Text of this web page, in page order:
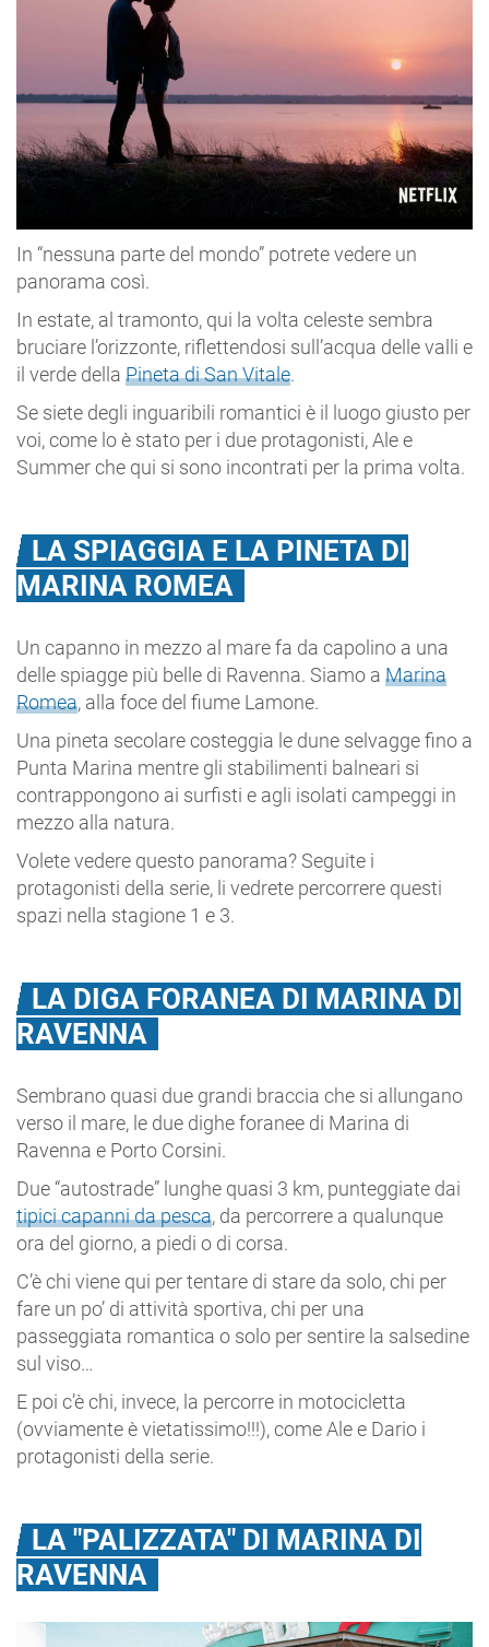
In “nessuna parte del mondo” potrete vedere un
panorama così.
In estate, al tramonto, qui la volta celeste sembra
bruciare l’orizzonte, riflettendosi sull’acqua delle valli e
il verde della Pineta di San Vitale.
Se siete degli inguaribili romantici è il luogo giusto per
voi, come lo è stato per i due protagonisti, Ale e
Summer che qui si sono incontrati per la prima volta.
LA SPIAGGIA E LA PINETA DI
MARINA ROMEA
Un capanno in mezzo al mare fa da capolino a una
delle spiagge più belle di Ravenna. Siamo a Marina
Romea, alla foce del fiume Lamone.
Una pineta secolare costeggia le dune selvagge fino a
Punta Marina mentre gli stabilimenti balneari si
contrappongono ai surfisti e agli isolati campeggi in
mezzo alla natura.
Volete vedere questo panorama? Seguite i
protagonisti della serie, li vedrete percorrere questi
spazi nella stagione 1 e 3.
LA DIGA FORANEA DI MARINA DI
RAVENNA
Sembrano quasi due grandi braccia che si allungano
verso il mare, le due dighe foranee di Marina di
Ravenna e Porto Corsini.
Due “autostrade” lunghe quasi 3 km, punteggiate dai
tipici capanni da pesca, da percorrere a qualunque
ora del giorno, a piedi o di corsa.
C’è chi viene qui per tentare di stare da solo, chi per
fare un po’ di attività sportiva, chi per una
passeggiata romantica o solo per sentire la salsedine
sul viso…
E poi c’è chi, invece, la percorre in motocicletta
(ovviamente è vietatissimo!!!), come Ale e Dario i
protagonisti della serie.
LA "PALIZZATA" DI MARINA DI
RAVENNA